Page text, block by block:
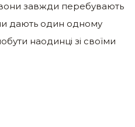
вони завжди перебувають
дають один одному
наодинці зі своїми